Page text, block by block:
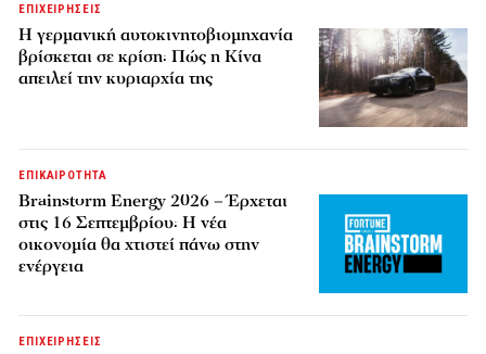
ΕΠΙΧΕΙΡΗΣΕΙΣ
Η γερμανική αυτοκινητοβιομηχανία
βρίσκεται σε κρίση: Πώς η Κίνα
απειλεί την κυριαρχία της
ΕΠΙΚΑΙΡΟΤΗΤΑ
Brainstorm Energy 2026 – Έρχεται
στις 16 Σεπτεμβρίου: Η νέα
οικονομία θα χτιστεί πάνω στην
ενέργεια
ΕΠΙΧΕΙΡΗΣΕΙΣ